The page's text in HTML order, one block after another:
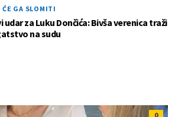
ĆE GA SLOMITI
udar za Luku Dončića: Bivša verenica traži
na sudu
0